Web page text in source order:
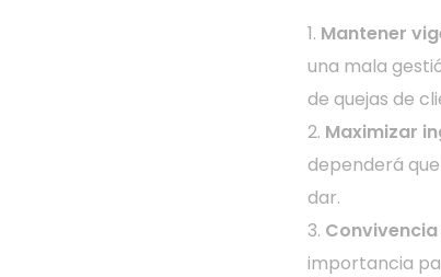
Mantener
una mala
de quejas de
Maximizar
dependerá
dar.
importancia